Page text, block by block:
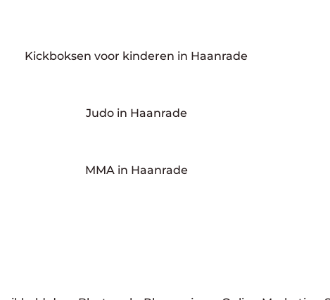
Kickboksen voor kinderen in Haanrade
Judo in Haanrade
MMA in Haanrade